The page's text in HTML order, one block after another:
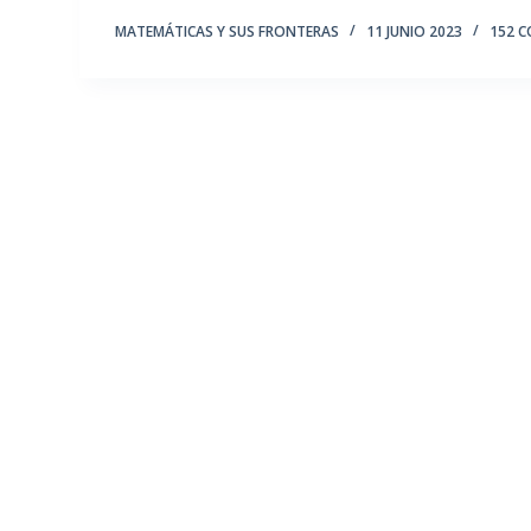
MATEMÁTICAS Y SUS FRONTERAS 11 JUNIO 2023 152